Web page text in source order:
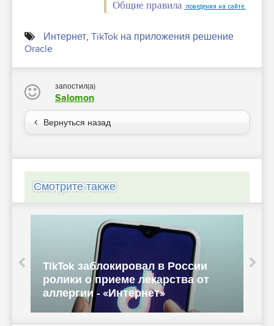
Общие правила поведения на сайте.
Интернет, TikTok на приложения решение
Oracle
запостил(а)
Salomon
Вернуться назад
Смотрите также
TikTok заблокировал в России
ролики о приеме лекарства от
аллергии - «Интернет»